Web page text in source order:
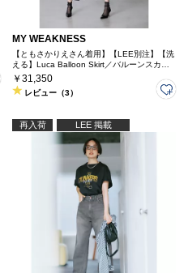
MY WEAKNESS
【ともさかりえさん着用】【LEE別注】【洗
える】Luca Balloon Skirt／バルーンスカー
ト
￥31,350
レビュー（3）
再入荷 LEE 掲載